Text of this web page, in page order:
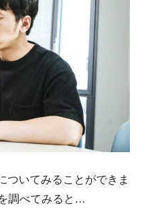
ついてみることができま
調べてみると…